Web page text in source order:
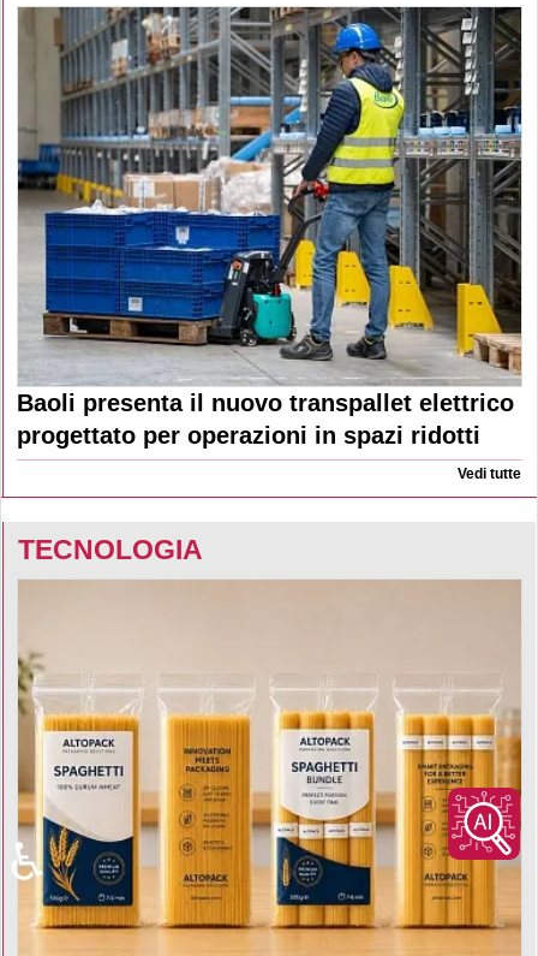
Baoli presenta il nuovo transpallet elettrico
progettato per operazioni in spazi ridotti
Vedi tutte
TECNOLOGIA